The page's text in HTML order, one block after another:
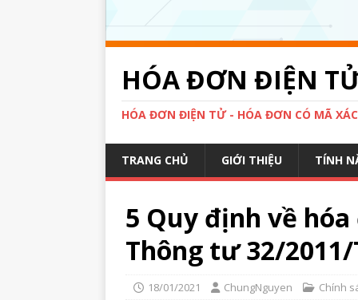
HÓA ĐƠN ĐIỆN
HÓA ĐƠN ĐIỆN TỬ - HÓA ĐƠN CÓ MÃ
TRANG CHỦ GIỚI THIỆU TÍNH
5 Quy định về
Thông tư 32/
18/01/2021 ChungNguyen Chính